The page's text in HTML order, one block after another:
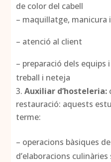
de color del cabell
– maquillatge, manicura
– atenció al client
– preparació dels equips
treball i neteja
Auxiliar d’hosteleria:
restauració: aquests
terme:
– operacions bàsiques
d’elaboracions culinàries